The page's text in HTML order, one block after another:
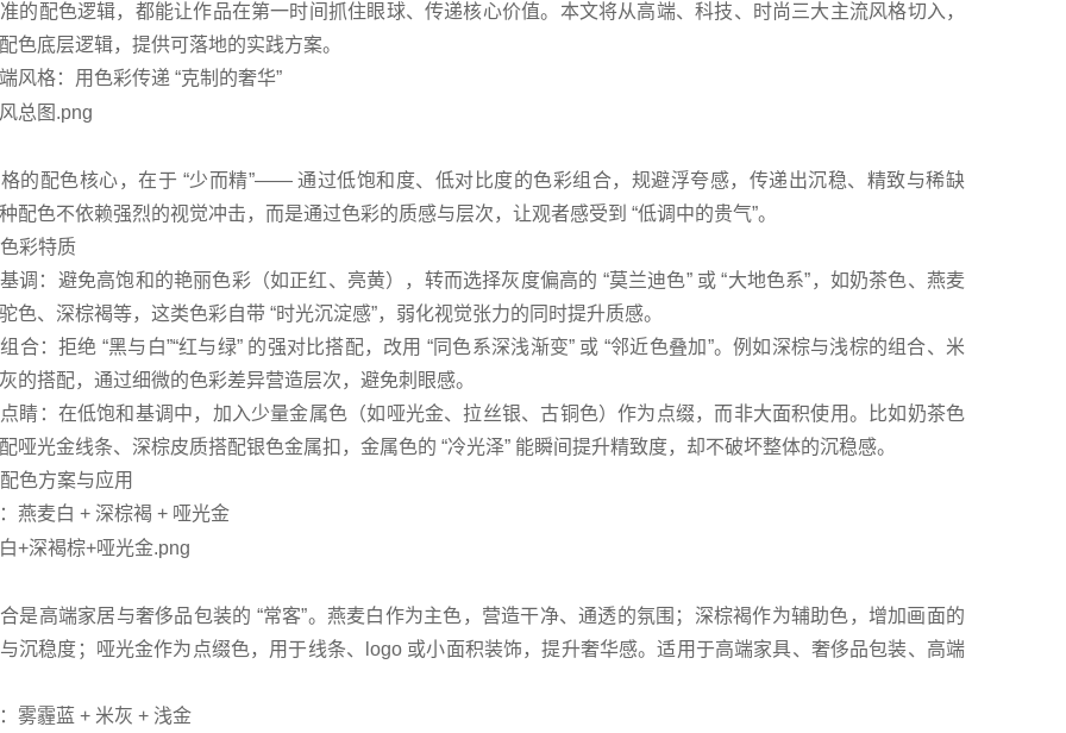
的配色逻辑，都能让作品在第一时间抓住眼球、传递核心价值。本文将从高端、科技、时尚三大主流风格切入，
色底层逻辑，提供可落地的实践方案。
风格：用色彩传递 “克制的奢华”
的配色核心，在于 “少而精”—— 通过低饱和度、低对比度的色彩组合，规避浮夸感，传递出沉稳、精致与稀缺
配色不依赖强烈的视觉冲击，而是通过色彩的质感与层次，让观者感受到 “低调中的贵气”。
彩特质
调：避免高饱和的艳丽色彩（如正红、亮黄），转而选择灰度偏高的 “莫兰迪色” 或 “大地色系”，如奶茶色、燕麦
色、深棕褐等，这类色彩自带 “时光沉淀感”，弱化视觉张力的同时提升质感。
合：拒绝 “黑与白”“红与绿” 的强对比搭配，改用 “同色系深浅渐变” 或 “邻近色叠加”。例如深棕与浅棕的组合、米
的搭配，通过细微的色彩差异营造层次，避免刺眼感。
睛：在低饱和基调中，加入少量金属色（如哑光金、拉丝银、古铜色）作为点缀，而非大面积使用。比如奶茶色
哑光金线条、深棕皮质搭配银色金属扣，金属色的 “冷光泽” 能瞬间提升精致度，却不破坏整体的沉稳感。
色方案与应用
燕麦白 + 深棕褐 + 哑光金
是高端家居与奢侈品包装的 “常客”。燕麦白作为主色，营造干净、通透的氛围；深棕褐作为辅助色，增加画面的
沉稳度；哑光金作为点缀色，用于线条、logo 或小面积装饰，提升奢华感。适用于高端家具、奢侈品包装、高端
雾霾蓝 + 米灰 + 浅金